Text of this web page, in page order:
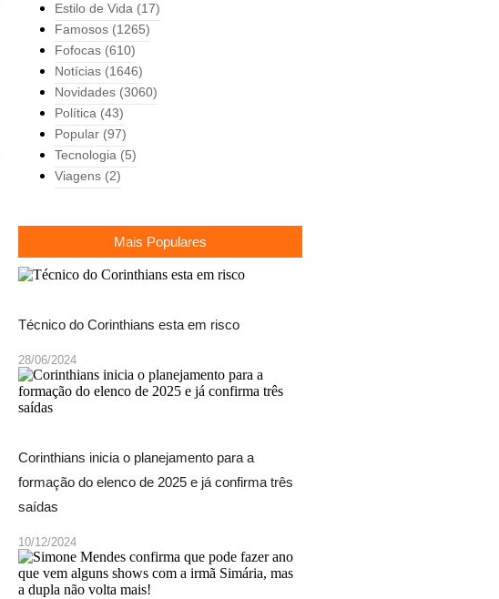
Mais Populares
Técnico do Corinthians esta em risco
28/06/2024
Corinthians inicia o planejamento para a
formação do elenco de 2025 e já confirma três
saídas
10/12/2024
Estilo de Vida (17)
Famosos (1265)
Fofocas (610)
Notícias (1646)
Novidades (3060)
Política (43)
Popular (97)
Tecnologia (5)
Viagens (2)